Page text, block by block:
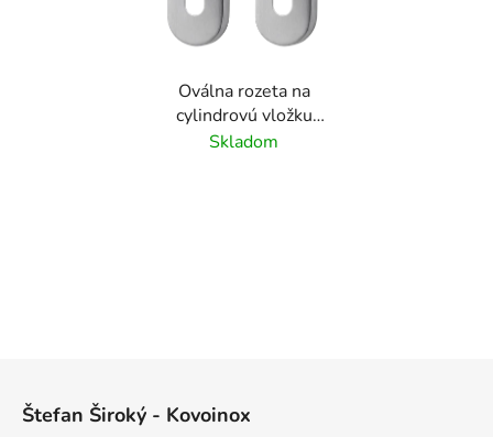
Oválna rozeta na
cylindrovú vložku
(66x32 mm), balenie: 1
Skladom
Štefan Široký - Kovoinox